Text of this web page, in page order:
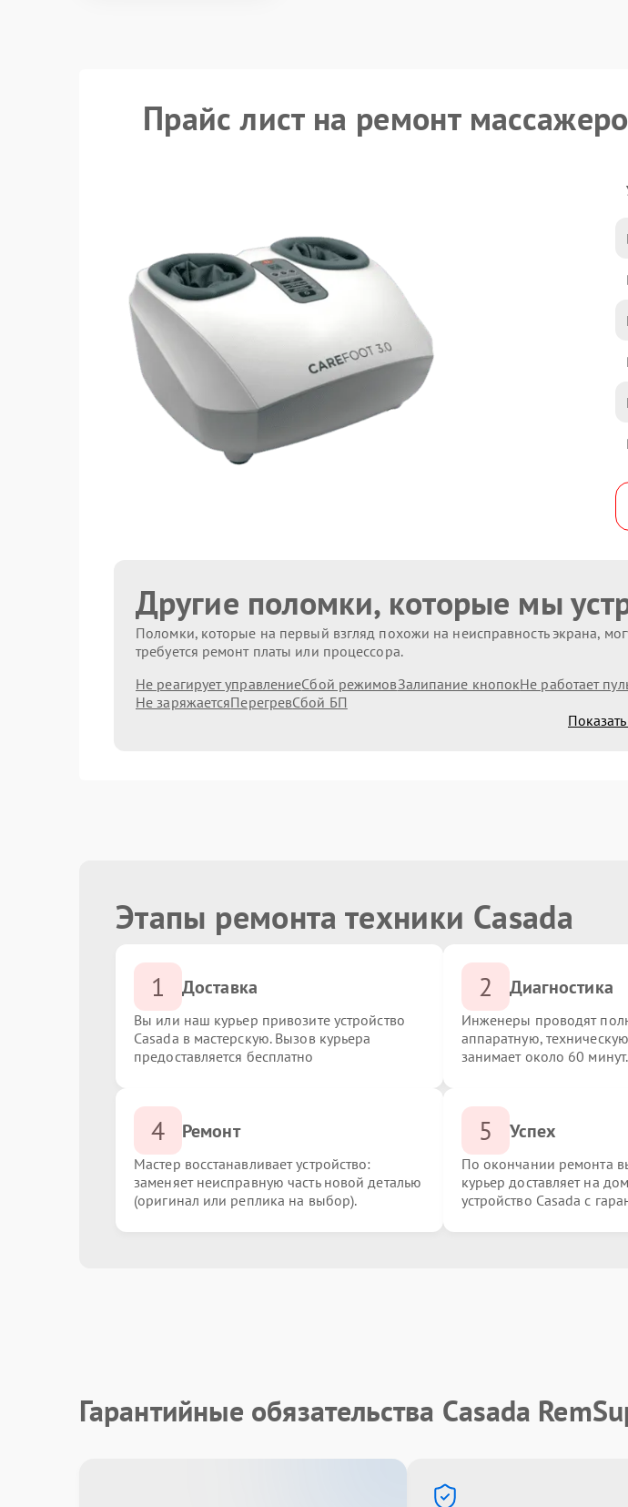
Прайс лист на ремонт
Другие поломки, которые мы
Поломки, которые на первый взгляд похожи на неисправность экрана,
требуется ремонт платы или процессора.
Не реагирует управлениеСбой режимовЗалипание кнопокНе работает
Не заряжаетсяПерегревСбой БП
Этапы ремонта техники Casada
1 Доставка
Вы или наш курьер привозите устройство
Casada в мастерскую. Вызов курьера
предоставляется бесплатно
2 Диагностика
Инженеры проводят
аппаратную,
занимает около 60 минут.
4 Ремонт
Мастер восстанавливает устройство:
заменяет неисправную часть новой деталью
(оригинал или реплика на выбор).
5 Успех
По окончании ремонта
курьер доставляет на
устройство Casada с
Гарантийные обязательства Casada